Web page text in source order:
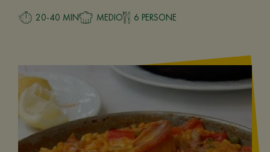
20-40 MIN MEDIO 6 PERSONE